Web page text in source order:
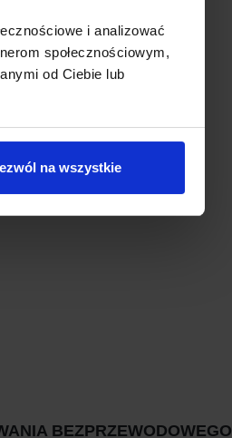
i analizować
społecznościowym,
od Ciebie lub
na wszystkie
BEZPRZEWODOWEGO